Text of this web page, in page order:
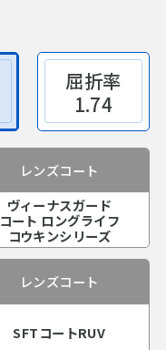
屈折率
1.74
レンズコート
ヴィーナスガード
コート ロングライフ
コウキンシリーズ
レンズコート
SFTコートRUV